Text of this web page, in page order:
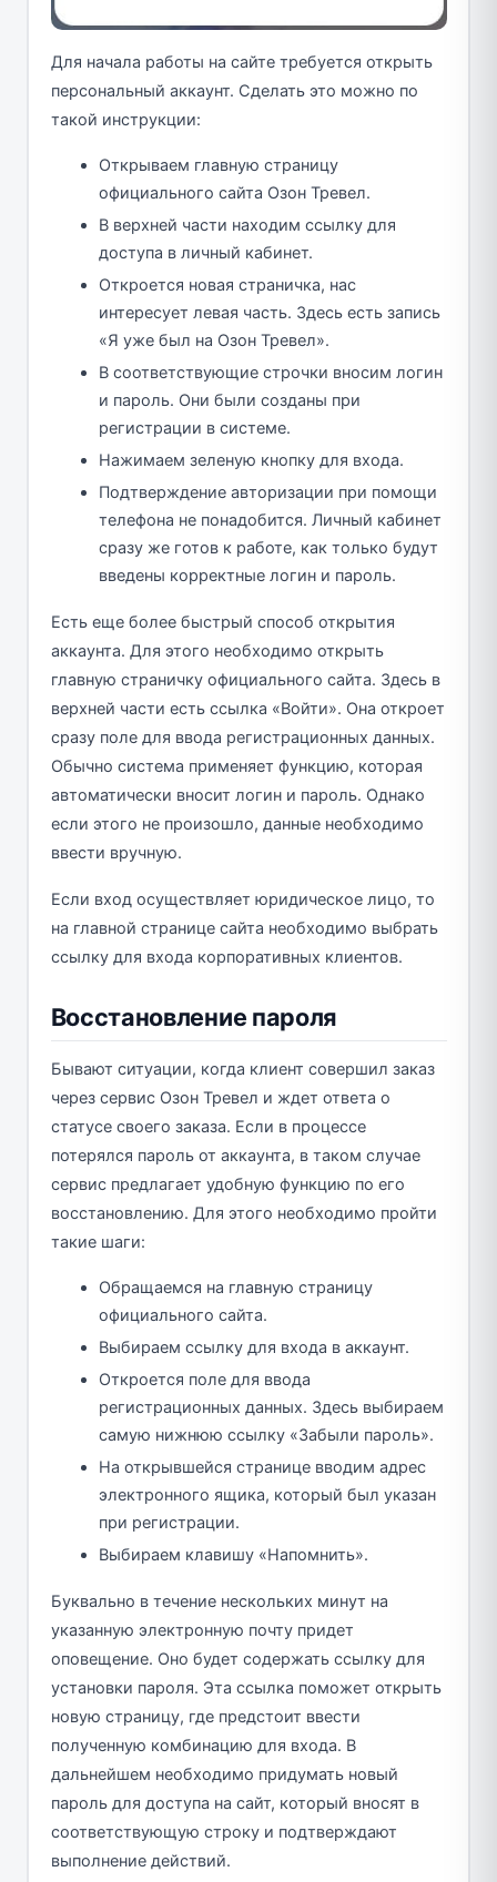
Для начала работы на сайте требуется открыть
персональный аккаунт. Сделать это можно по
такой инструкции:
Открываем главную страницу
официального сайта Озон Тревел.
В верхней части находим ссылку для
доступа в личный кабинет.
Откроется новая страничка, нас
интересует левая часть. Здесь есть запись
«Я уже был на Озон Тревел».
В соответствующие строчки вносим логин
и пароль. Они были созданы при
регистрации в системе.
Нажимаем зеленую кнопку для входа.
Подтверждение авторизации при помощи
телефона не понадобится. Личный кабинет
сразу же готов к работе, как только будут
введены корректные логин и пароль.
Есть еще более быстрый способ открытия
аккаунта. Для этого необходимо открыть
главную страничку официального сайта. Здесь в
верхней части есть ссылка «Войти». Она откроет
сразу поле для ввода регистрационных данных.
Обычно система применяет функцию, которая
автоматически вносит логин и пароль. Однако
если этого не произошло, данные необходимо
ввести вручную.
Если вход осуществляет юридическое лицо, то
на главной странице сайта необходимо выбрать
ссылку для входа корпоративных клиентов.
Восстановление пароля
Бывают ситуации, когда клиент совершил заказ
через сервис Озон Тревел и ждет ответа о
статусе своего заказа. Если в процессе
потерялся пароль от аккаунта, в таком случае
сервис предлагает удобную функцию по его
восстановлению. Для этого необходимо пройти
такие шаги:
Обращаемся на главную страницу
официального сайта.
Выбираем ссылку для входа в аккаунт.
Откроется поле для ввода
регистрационных данных. Здесь выбираем
самую нижнюю ссылку «Забыли пароль».
На открывшейся странице вводим адрес
электронного ящика, который был указан
при регистрации.
Выбираем клавишу «Напомнить».
Буквально в течение нескольких минут на
указанную электронную почту придет
оповещение. Оно будет содержать ссылку для
установки пароля. Эта ссылка поможет открыть
новую страницу, где предстоит ввести
полученную комбинацию для входа. В
дальнейшем необходимо придумать новый
пароль для доступа на сайт, который вносят в
соответствующую строку и подтверждают
выполнение действий.